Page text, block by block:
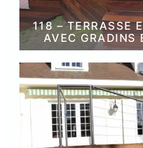
118 – TERRASSE
AVEC GRADINS